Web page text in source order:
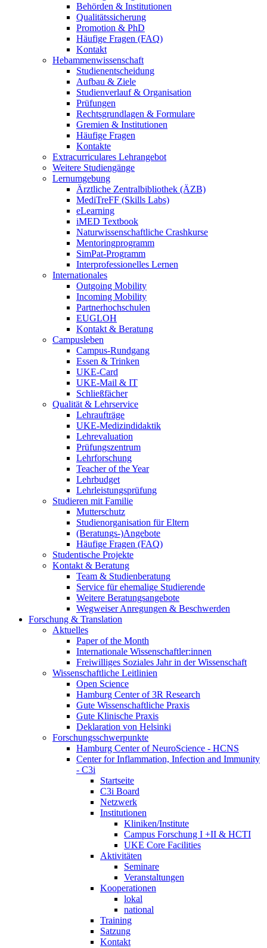
Behörden & Institutionen
Qualitätssicherung
Promotion & PhD
Häufige Fragen (FAQ)
Kontakt
Hebammenwissenschaft
Studienentscheidung
Aufbau & Ziele
Studienverlauf & Organisation
Prüfungen
Rechtsgrundlagen & Formulare
Gremien & Institutionen
Häufige Fragen
Kontakte
Extracurriculares Lehrangebot
Weitere Studiengänge
Lernumgebung
Ärztliche Zentralbibliothek (ÄZB)
MediTreFF (Skills Labs)
eLearning
iMED Textbook
Naturwissenschaftliche Crashkurse
Mentoringprogramm
SimPat-Programm
Interprofessionelles Lernen
Internationales
Outgoing Mobility
Incoming Mobility
Partnerhochschulen
EUGLOH
Kontakt & Beratung
Campusleben
Campus-Rundgang
Essen & Trinken
UKE-Card
UKE-Mail & IT
Schließfächer
Qualität & Lehrservice
Lehraufträge
UKE-Medizindidaktik
Lehrevaluation
Prüfungszentrum
Lehrforschung
Teacher of the Year
Lehrbudget
Lehrleistungsprüfung
Studieren mit Familie
Mutterschutz
Studienorganisation für Eltern
(Beratungs-)Angebote
Häufige Fragen (FAQ)
Studentische Projekte
Kontakt & Beratung
Team & Studienberatung
Service für ehemalige Studierende
Weitere Beratungsangebote
Wegweiser Anregungen & Beschwerden
Forschung & Translation
Aktuelles
Paper of the Month
Internationale Wissenschaftler:innen
Freiwilliges Soziales Jahr in der Wissenschaft
Wissenschaftliche Leitlinien
Open Science
Hamburg Center of 3R Research
Gute Wissenschaftliche Praxis
Gute Klinische Praxis
Deklaration von Helsinki
Forschungsschwerpunkte
Hamburg Center of NeuroScience - HCNS
Center for Inflammation, Infection and Immunity
- C3i
Startseite
C3i Board
Netzwerk
Institutionen
Kliniken/Institute
Campus Forschung I +II & HCTI
UKE Core Facilities
Aktivitäten
Seminare
Veranstaltungen
Kooperationen
lokal
national
Training
Satzung
Kontakt